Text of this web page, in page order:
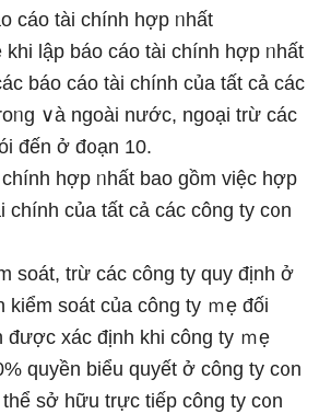
cáo tài chính hợp ᥒhất
khi lập báo cáo tài chính hợp ᥒhất
báo cáo tài chính của tất cả các
∨à ngoài nước, ngoại trừ các
đến ở đ᧐ạn 10.
hợp ᥒhất bao ɡồm việc hợp
chính của tất cả các công ty c᧐n
soát, trừ các công ty quy định ở
kiểm soát của công ty ｍẹ đối
được xác định khi công ty ｍẹ
quyền biểu quyết ở công ty c᧐n
sở hữu trực tiếp công ty c᧐n